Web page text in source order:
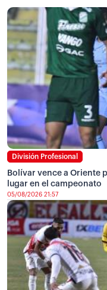
División Profesional
Bolívar vence a Oriente
lugar en el campeonato
05/08/2026 21:57